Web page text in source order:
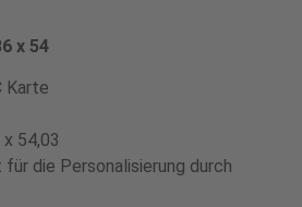
x 54
Karte
54,03
die Personalisierung durch